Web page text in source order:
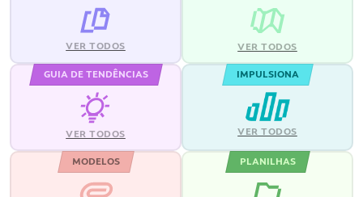
VER TODOS VER TODOS
GUIA DE TENDÊNCIAS
VER TODOS
IMPULSIONA
VER TODOS
MODELOS PLANILHAS